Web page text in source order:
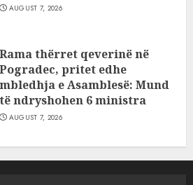
AUGUST 7, 2026
Rama thërret qeverinë në
Pogradec, pritet edhe
mbledhja e Asamblesë: Mund
të ndryshohen 6 ministra
AUGUST 7, 2026